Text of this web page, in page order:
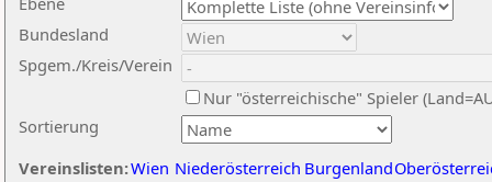
Sortierung
Bundesland
Spgem./Kreis/Verein
Nur "österreichische" Spieler
Vereinslisten:Wien Niederösterreich Burgenland